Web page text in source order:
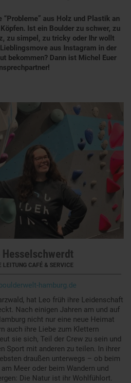
aus Holz und Plastik an
Ist ein Boulder zu schwer, zu
zu simpel, zu tricky oder Ihr wollt
aus Instagram in der
bekommen? Dann ist Michel Euer
Hesselschwerdt
LEITUNG CAFÉ & SERVICE
hamburg.de
hat Leo früh ihre Leidenschaft
Nach einigen Jahren am und auf
nicht nur eine neue Heimat
auch ihre Liebe zum Klettern
sie sich, Teil der Crew zu sein und
Sport mit anderen zu teilen. In ihrer
draußen unterwegs – ob beim
Meer oder beim Wandern und
Die Natur ist ihr Wohlfühlort.